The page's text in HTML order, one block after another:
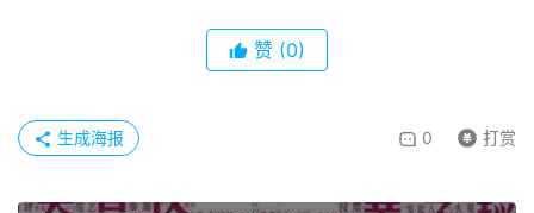
赞 (0)
0 打赏
生成海报